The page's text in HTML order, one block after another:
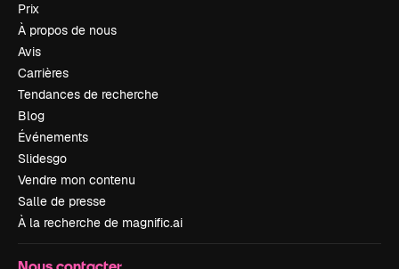
Prix
À propos de nous
Avis
Carrières
Tendances de recherche
Blog
Événements
Slidesgo
Vendre mon contenu
Salle de presse
À la recherche de magnific.ai